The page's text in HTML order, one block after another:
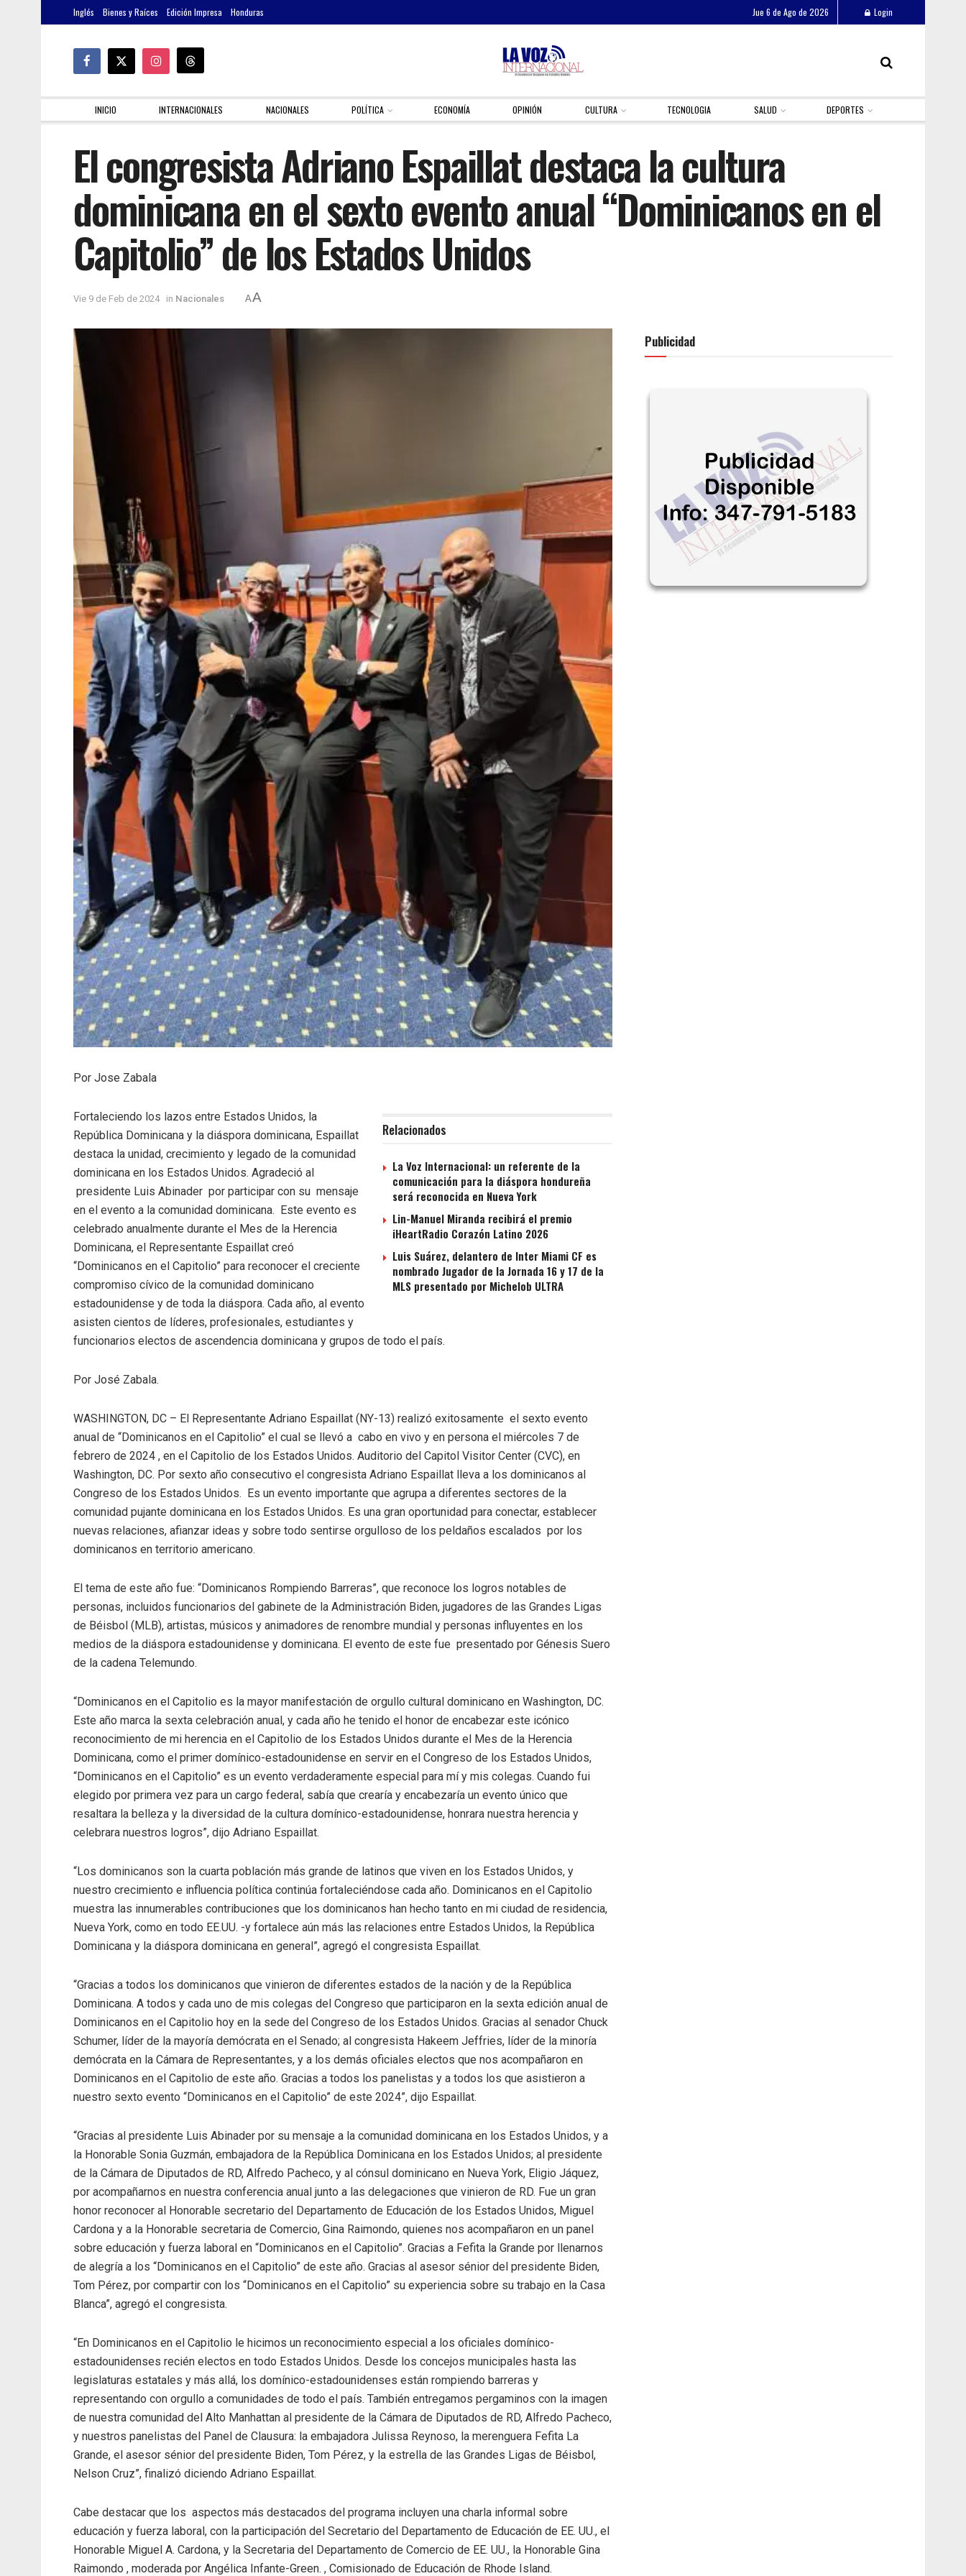
Inglés Bienes y Raíces Edición Impresa Honduras Jue 6 de Ago de 2026 Login
INICIO INTERNACIONALES NACIONALES POLÍTICA ECONOMÍA OPINIÓN CULTURA TECNOLOGIA SALUD DEPORTES
El congresista Adriano Espaillat destaca la cultura
dominicana en el sexto evento anual “Dominicanos en el
Capitolio” de los Estados Unidos
Vie 9 de Feb de 2024 in Nacionales AA
Por Jose Zabala
Relacionados
La Voz Internacional: un referente de la
comunicación para la diáspora hondureña
será reconocida en Nueva York
Lin-Manuel Miranda recibirá el premio
iHeartRadio Corazón Latino 2026
Luis Suárez, delantero de Inter Miami CF es
nombrado Jugador de la Jornada 16 y 17 de la
MLS presentado por Michelob ULTRA
Fortaleciendo los lazos entre Estados Unidos, la
República Dominicana y la diáspora dominicana, Espaillat
destaca la unidad, crecimiento y legado de la comunidad
dominicana en los Estados Unidos. Agradeció al
presidente Luis Abinader por participar con su mensaje
en el evento a la comunidad dominicana. Este evento es
celebrado anualmente durante el Mes de la Herencia
Dominicana, el Representante Espaillat creó
“Dominicanos en el Capitolio” para reconocer el creciente
compromiso cívico de la comunidad dominicano
estadounidense y de toda la diáspora. Cada año, al evento
asisten cientos de líderes, profesionales, estudiantes y
funcionarios electos de ascendencia dominicana y grupos de todo el país.
Por José Zabala.
WASHINGTON, DC – El Representante Adriano Espaillat (NY-13) realizó exitosamente el sexto evento
anual de “Dominicanos en el Capitolio” el cual se llevó a cabo en vivo y en persona el miércoles 7 de
febrero de 2024 , en el Capitolio de los Estados Unidos. Auditorio del Capitol Visitor Center (CVC), en
Washington, DC. Por sexto año consecutivo el congresista Adriano Espaillat lleva a los dominicanos al
Congreso de los Estados Unidos. Es un evento importante que agrupa a diferentes sectores de la
comunidad pujante dominicana en los Estados Unidos. Es una gran oportunidad para conectar, establecer
nuevas relaciones, afianzar ideas y sobre todo sentirse orgulloso de los peldaños escalados por los
dominicanos en territorio americano.
El tema de este año fue: “Dominicanos Rompiendo Barreras”, que reconoce los logros notables de
personas, incluidos funcionarios del gabinete de la Administración Biden, jugadores de las Grandes Ligas
de Béisbol (MLB), artistas, músicos y animadores de renombre mundial y personas influyentes en los
medios de la diáspora estadounidense y dominicana. El evento de este fue presentado por Génesis Suero
de la cadena Telemundo.
“Dominicanos en el Capitolio es la mayor manifestación de orgullo cultural dominicano en Washington, DC.
Este año marca la sexta celebración anual, y cada año he tenido el honor de encabezar este icónico
reconocimiento de mi herencia en el Capitolio de los Estados Unidos durante el Mes de la Herencia
Dominicana, como el primer domínico-estadounidense en servir en el Congreso de los Estados Unidos,
“Dominicanos en el Capitolio” es un evento verdaderamente especial para mí y mis colegas. Cuando fui
elegido por primera vez para un cargo federal, sabía que crearía y encabezaría un evento único que
resaltara la belleza y la diversidad de la cultura domínico-estadounidense, honrara nuestra herencia y
celebrara nuestros logros”, dijo Adriano Espaillat.
“Los dominicanos son la cuarta población más grande de latinos que viven en los Estados Unidos, y
nuestro crecimiento e influencia política continúa fortaleciéndose cada año. Dominicanos en el Capitolio
muestra las innumerables contribuciones que los dominicanos han hecho tanto en mi ciudad de residencia,
Nueva York, como en todo EE.UU. -y fortalece aún más las relaciones entre Estados Unidos, la República
Dominicana y la diáspora dominicana en general”, agregó el congresista Espaillat.
“Gracias a todos los dominicanos que vinieron de diferentes estados de la nación y de la República
Dominicana. A todos y cada uno de mis colegas del Congreso que participaron en la sexta edición anual de
Dominicanos en el Capitolio hoy en la sede del Congreso de los Estados Unidos. Gracias al senador Chuck
Schumer, líder de la mayoría demócrata en el Senado; al congresista Hakeem Jeffries, líder de la minoría
demócrata en la Cámara de Representantes, y a los demás oficiales electos que nos acompañaron en
Dominicanos en el Capitolio de este año. Gracias a todos los panelistas y a todos los que asistieron a
nuestro sexto evento “Dominicanos en el Capitolio” de este 2024”, dijo Espaillat.
“Gracias al presidente Luis Abinader por su mensaje a la comunidad dominicana en los Estados Unidos, y a
la Honorable Sonia Guzmán, embajadora de la República Dominicana en los Estados Unidos; al presidente
de la Cámara de Diputados de RD, Alfredo Pacheco, y al cónsul dominicano en Nueva York, Eligio Jáquez,
por acompañarnos en nuestra conferencia anual junto a las delegaciones que vinieron de RD. Fue un gran
honor reconocer al Honorable secretario del Departamento de Educación de los Estados Unidos, Miguel
Cardona y a la Honorable secretaria de Comercio, Gina Raimondo, quienes nos acompañaron en un panel
sobre educación y fuerza laboral en “Dominicanos en el Capitolio”. Gracias a Fefita la Grande por llenarnos
de alegría a los “Dominicanos en el Capitolio” de este año. Gracias al asesor sénior del presidente Biden,
Tom Pérez, por compartir con los “Dominicanos en el Capitolio” su experiencia sobre su trabajo en la Casa
Blanca”, agregó el congresista.
“En Dominicanos en el Capitolio le hicimos un reconocimiento especial a los oficiales domínico-
estadounidenses recién electos en todo Estados Unidos. Desde los concejos municipales hasta las
legislaturas estatales y más allá, los domínico-estadounidenses están rompiendo barreras y
representando con orgullo a comunidades de todo el país. También entregamos pergaminos con la imagen
de nuestra comunidad del Alto Manhattan al presidente de la Cámara de Diputados de RD, Alfredo Pacheco,
y nuestros panelistas del Panel de Clausura: la embajadora Julissa Reynoso, la merenguera Fefita La
Grande, el asesor sénior del presidente Biden, Tom Pérez, y la estrella de las Grandes Ligas de Béisbol,
Nelson Cruz”, finalizó diciendo Adriano Espaillat.
Cabe destacar que los aspectos más destacados del programa incluyen una charla informal sobre
educación y fuerza laboral, con la participación del Secretario del Departamento de Educación de EE. UU., el
Honorable Miguel A. Cardona, y la Secretaria del Departamento de Comercio de EE. UU., la Honorable Gina
Raimondo , moderada por Angélica Infante-Green. , Comisionado de Educación de Rhode Island.
Publicidad